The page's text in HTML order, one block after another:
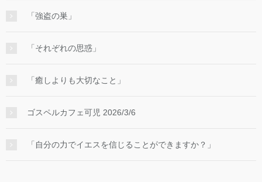
「強盗の巣」
「それぞれの思惑」
「癒しよりも大切なこと」
ゴスペルカフェ可児 2026/3/6
「自分の力でイエスを信じることができますか？」